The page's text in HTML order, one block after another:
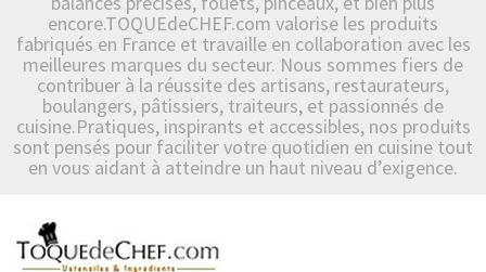
encore.TOQUEdeCHEF.com valorise les produits
fabriqués en France et travaille en collaboration avec les
meilleures marques du secteur. Nous sommes fiers de
contribuer à la réussite des artisans, restaurateurs,
boulangers, pâtissiers, traiteurs, et passionnés de
cuisine.Pratiques, inspirants et accessibles, nos produits
sont pensés pour faciliter votre quotidien en cuisine tout
en vous aidant à atteindre un haut niveau d’exigence.